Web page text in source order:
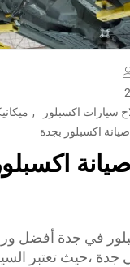
سيارات اكسبلور
,
اكسبلور بجدة
في جدة أفضل
جدة ،حيث تعتبر